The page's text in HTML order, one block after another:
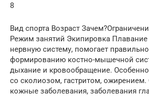
8
Вид спорта Возраст
Режим занятий Экипировка Плавание
нервную систему, помогает
формированию костно-мышечной
дыхание и кровообращение.
со сколиозом, гастритом,
кожные заболевания, заболевания